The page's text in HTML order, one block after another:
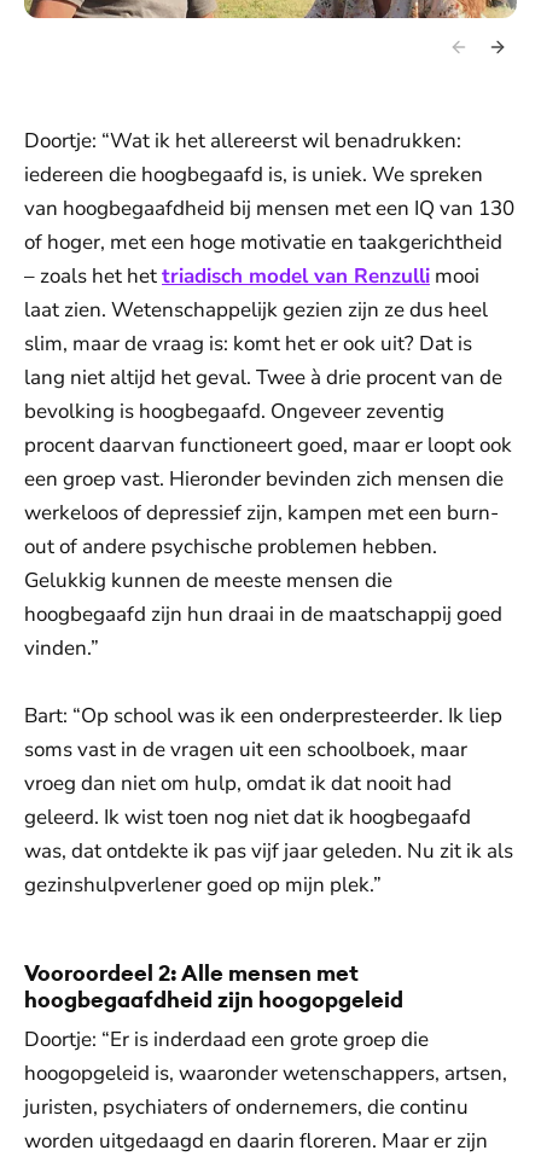
Doortje: “Wat ik het allereerst wil benadrukken:
iedereen die hoogbegaafd is, is uniek. We spreken
van hoogbegaafdheid bij mensen met een IQ van 130
of hoger, met een hoge motivatie en taakgerichtheid
– zoals het hettriadisch model van Renzulli mooi
laat zien. Wetenschappelijk gezien zijn ze dus heel
slim, maar de vraag is: komt het er ook uit? Dat is
lang niet altijd het geval. Twee à drie procent van de
bevolking is hoogbegaafd. Ongeveer zeventig
procent daarvan functioneert goed, maar er loopt ook
een groep vast. Hieronder bevinden zich mensen die
werkeloos of depressief zijn, kampen met een burn-
out of andere psychische problemen hebben.
Gelukkig kunnen de meeste mensen die
hoogbegaafd zijn hun draai in de maatschappij goed
vinden.”
Bart: “Op school was ik een onderpresteerder. Ik liep
soms vast in de vragen uit een schoolboek, maar
vroeg dan niet om hulp, omdat ik dat nooit had
geleerd. Ik wist toen nog niet dat ik hoogbegaafd
was, dat ontdekte ik pas vijf jaar geleden. Nu zit ik als
gezinshulpverlener goed op mijn plek.”
Vooroordeel 2: Alle mensen met
hoogbegaafdheid zijn hoogopgeleid
Doortje: “Er is inderdaad een grote groep die
hoogopgeleid is, waaronder wetenschappers, artsen,
juristen, psychiaters of ondernemers, die continu
worden uitgedaagd en daarin floreren. Maar er zijn